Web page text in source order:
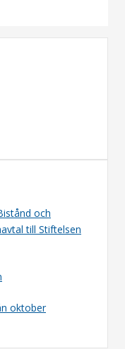
och
till Stiftelsen
oktober